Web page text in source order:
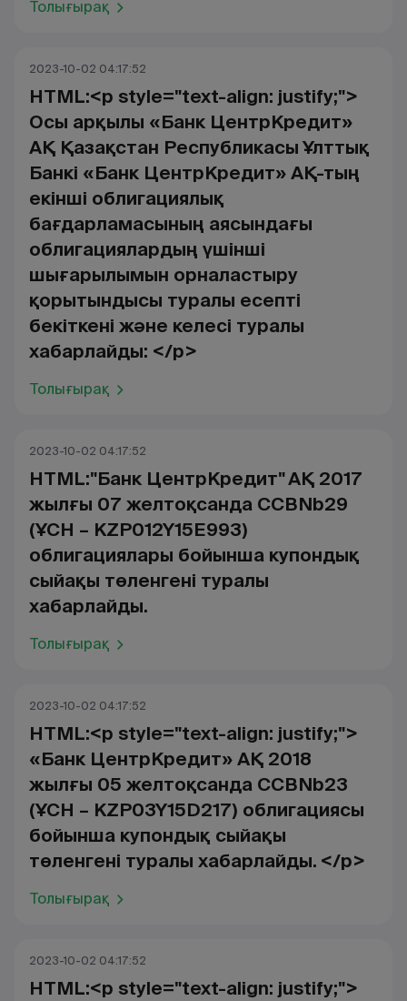
Толығырақ
2023-10-02 04:17:52
HTML:<p style="text-align: justify;">
Осы арқылы «Банк ЦентрКредит»
АҚ Қазақстан Республикасы Ұлттық
Банкі «Банк ЦентрКредит» АҚ-тың
екінші облигациялық
бағдарламасының аясындағы
облигациялардың үшінші
шығарылымын орналастыру
қорытындысы туралы есепті
бекіткені және келесі туралы
хабарлайды: </p>
Толығырақ
2023-10-02 04:17:52
HTML:"Банк ЦентрКредит" АҚ 2017
жылғы 07 желтоқсанда CCBNb29
(ҰСН – KZP012Y15E993)
облигациялары бойынша купондық
сыйақы төленгені туралы
хабарлайды.
Толығырақ
2023-10-02 04:17:52
HTML:<p style="text-align: justify;">
«Банк ЦентрКредит» АҚ 2018
жылғы 05 желтоқсанда CCBNb23
(ҰСН – KZP03Y15D217) облигациясы
бойынша купондық сыйақы
төленгені туралы хабарлайды. </p>
Толығырақ
2023-10-02 04:17:52
HTML:<p style="text-align: justify;">